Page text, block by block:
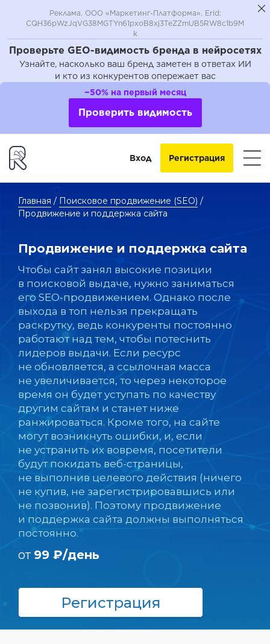
Проверьте GEO-видимость бренда в нейросетях
Узнайте, насколько ваш бренд заметен в ответах ИИ
и кто из конкурентов опережает вас
Реклама. ООО «Маркетинг-Платформа». Erid:
CQH36pWzJqVG38MGTYn61pxoB8xj3TeZZmUB5RW8c1b9M
k
−50% на первый месяц
Проверить видимость
Вход Регистрация
Главная / Поисковое продвижение (SEO) /
Продвижение и поддержка сайта
Продвижение и поддержка сайта
Чтобы сайт занял высокие позиции
в поисковой выдаче, нужно заниматься
его SEO-продвижением. Однако после
выхода в топ нельзя прекращать
раскрутку, ведь конкуренты постоянно
работают над тем, чтобы потеснить
лидеров выдачи. Если ресурс
не обновляется, а ссылочная масса
не увеличивается, то через некоторое
время он будет уступать по качеству
другим сайтам и станет ниже
ранжироваться. Кроме того, на сайте
могут возникнуть ошибки, и, если
не устранить их вовремя, посетители
будут покидать веб-страницы,
не выполнив целевого действия (ничего
не купив, не зарегистрировавшись или
не позвонив). Поэтому продвижение
и поддержка сайта должны выполняться
постоянно.
от 99 ₽/день
Регистрация